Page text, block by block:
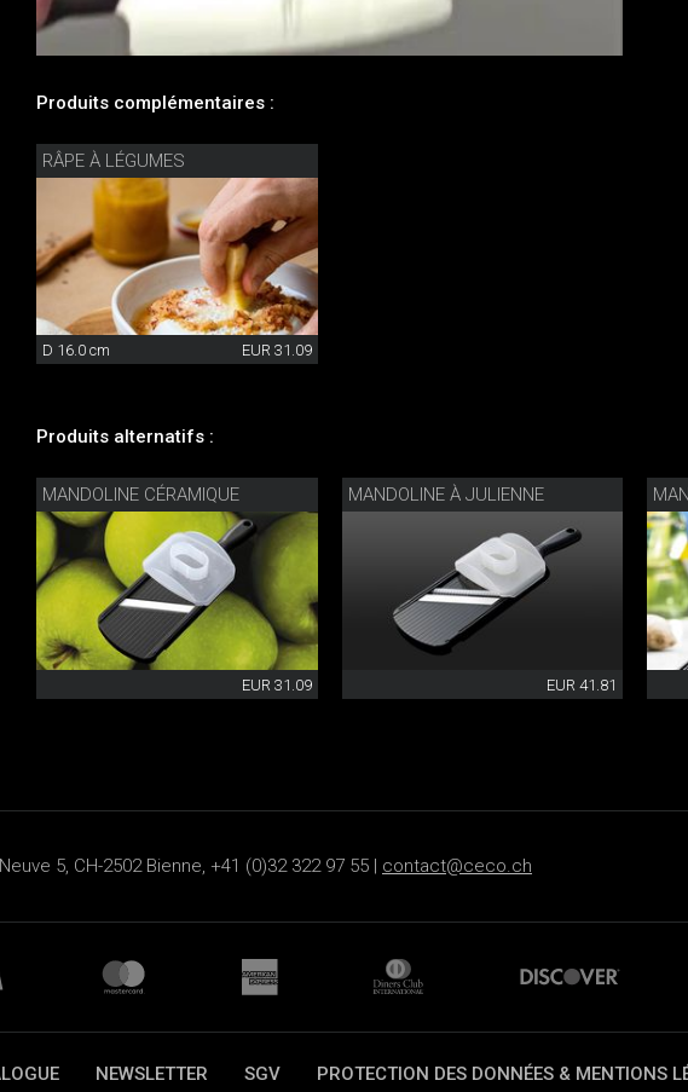
Produits complémentaires :
RÂPE À LÉGUMES
D 16.0 cm EUR 31.09
Produits alternatifs :
MANDOLINE CÉRAMIQUE
EUR 31.09
MANDOLINE À JULIENNE
EUR 41.81
5, CH-2502 Bienne, +41 (0)32 322 97 55 | contact@ceco.ch
NEWSLETTER SGV PROTECTION DES DONNÉES & MENTIONS